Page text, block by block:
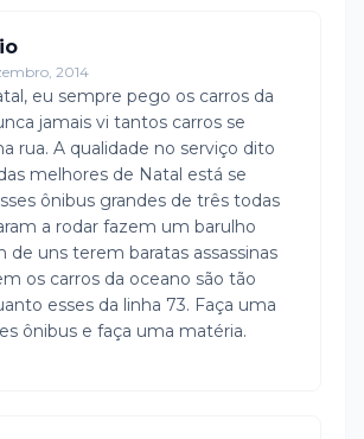
2014
eu sempre pego os carros da
jamais vi tantos carros se
rua. A qualidade no serviço dito
melhores de Natal está se
ônibus grandes de três todas
a rodar fazem um barulho
de uns terem baratas assassinas
os carros da oceano são tão
esses da linha 73. Faça uma
ônibus e faça uma matéria.